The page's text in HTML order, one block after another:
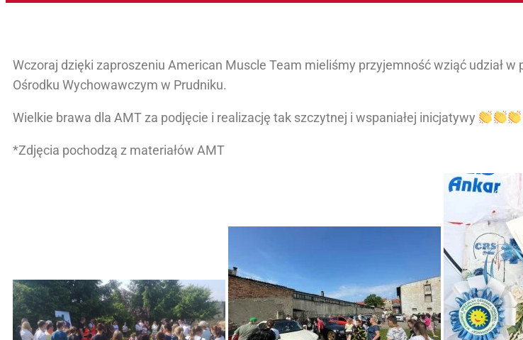
Wczoraj dzięki zaproszeniu American Muscle Team mieliśmy przyjemność wziąć udział w
Ośrodku Wychowawczym w Prudniku.
Wielkie brawa dla AMT za podjęcie i realizację tak szczytnej i wspaniałej inicjatywy
*Zdjęcia pochodzą z materiałów AMT